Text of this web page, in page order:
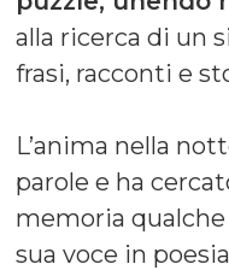
alla ricerca di un
frasi, racconti e
L’anima nella
parole e ha
memoria
sua voce in